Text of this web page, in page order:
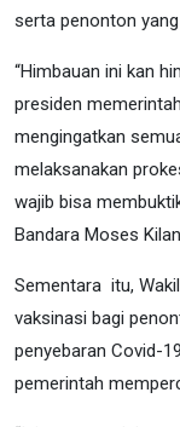
serta penonton
“Himbauan ini kan
presiden
mengingatkan
melaksanakan
wajib bisa
Bandara Moses
Sementara itu,
vaksinasi bagi
penyebaran Covid-
pemerintah